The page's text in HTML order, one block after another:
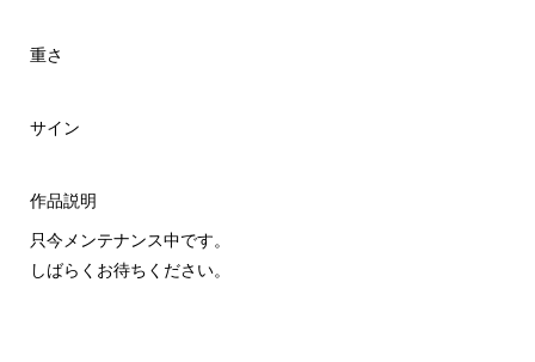
重さ
サイン
作品説明
只今メンテナンス中です。
しばらくお待ちください。